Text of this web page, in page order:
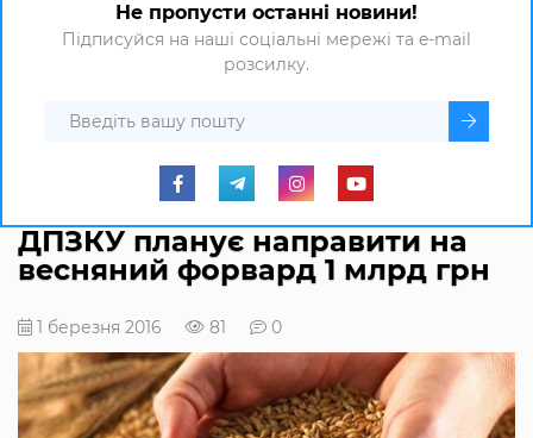
Не пропусти останні новини!
Підписуйся на наші соціальні мережі та e-mail
розсилку.
ДПЗКУ планує направити на
весняний форвард 1 млрд грн
1 березня 2016 81 0